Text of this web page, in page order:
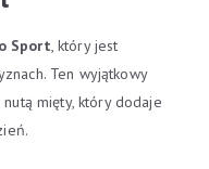
Sport, który jest
Ten wyjątkowy
mięty, który dodaje